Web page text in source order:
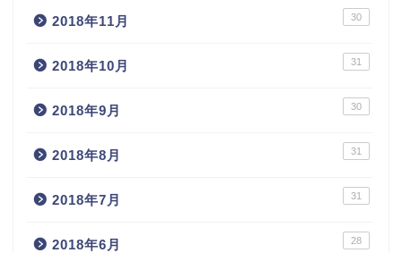
2018年11月 30
2018年10月 31
2018年9月 30
2018年8月 31
2018年7月 31
2018年6月 28